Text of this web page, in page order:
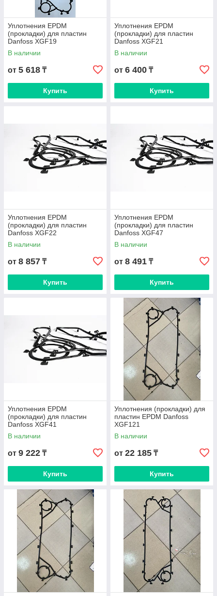
Уплотнения EPDM
(прокладки) для пластин
Danfoss XGF19
В наличии
от 5 618 ₸
Купить
Уплотнения EPDM
(прокладки) для пластин
Danfoss XGF21
В наличии
от 6 400 ₸
Купить
Уплотнения EPDM
(прокладки) для пластин
Danfoss XGF22
В наличии
от 8 857 ₸
Купить
Уплотнения EPDM
(прокладки) для пластин
Danfoss XGF47
В наличии
от 8 491 ₸
Купить
Уплотнения EPDM
(прокладки) для пластин
Danfoss XGF41
В наличии
от 9 222 ₸
Купить
Уплотнения (прокладки) для
пластин EPDM Danfoss
XGF121
В наличии
от 22 185 ₸
Купить